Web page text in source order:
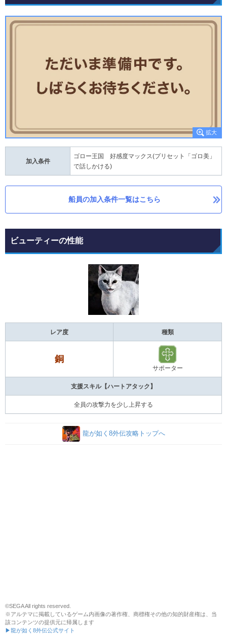
加入条件
ゴロー王国 好感度マックス(プリセット「ゴロ美」
で話しかける)
船員の加入条件一覧はこちら
ビューティーの性能
レア度 種類
銅
サポーター
支援スキル【ハートアタック】
全員の攻撃力を少し上昇する
龍が如く8外伝攻略トップへ
©SEGA All rights reserved.
※アルテマに掲載しているゲーム内画像の著作権、商標権その他の知的財産権は、当
該コンテンツの提供元に帰属します
▶龍が如く8外伝公式サイト